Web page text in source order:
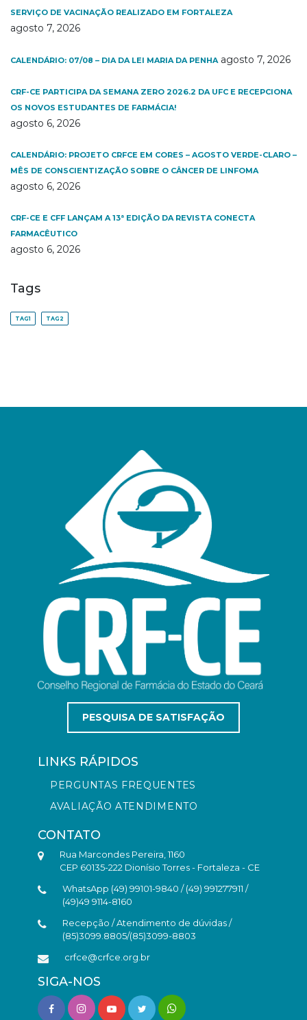
SERVIÇO DE VACINAÇÃO REALIZADO EM FORTALEZA
agosto 7, 2026
CALENDÁRIO: 07/08 – DIA DA LEI MARIA DA PENHA agosto 7, 2026
CRF-CE PARTICIPA DA SEMANA ZERO 2026.2 DA UFC E RECEPCIONA
OS NOVOS ESTUDANTES DE FARMÁCIA!
agosto 6, 2026
CALENDÁRIO: PROJETO CRFCE EM CORES – AGOSTO VERDE-CLARO –
MÊS DE CONSCIENTIZAÇÃO SOBRE O CÂNCER DE LINFOMA
agosto 6, 2026
CRF-CE E CFF LANÇAM A 13ª EDIÇÃO DA REVISTA CONECTA
FARMACÊUTICO
agosto 6, 2026
Tags
TAG1 TAG2
PESQUISA DE SATISFAÇÃO
LINKS RÁPIDOS
PERGUNTAS FREQUENTES
AVALIAÇÃO ATENDIMENTO
CONTATO
Rua Marcondes Pereira, 1160
CEP 60135-222 Dionísio Torres - Fortaleza - CE
WhatsApp (49) 99101-9840 / (49) 991277911 /
(49)49 9114-8160
Recepção / Atendimento de dúvidas /
(85)3099.8805/(85)3099-8803
crfce@crfce.org.br
SIGA-NOS